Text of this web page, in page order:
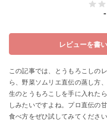
-
レビューを書
この記事では、とうもろこしの
ら、野菜ソムリエ直伝の蒸し方
生のとうもろこしを手に入れた
しみたいですよね。プロ直伝の
食べ方をぜひ試してみてくださ